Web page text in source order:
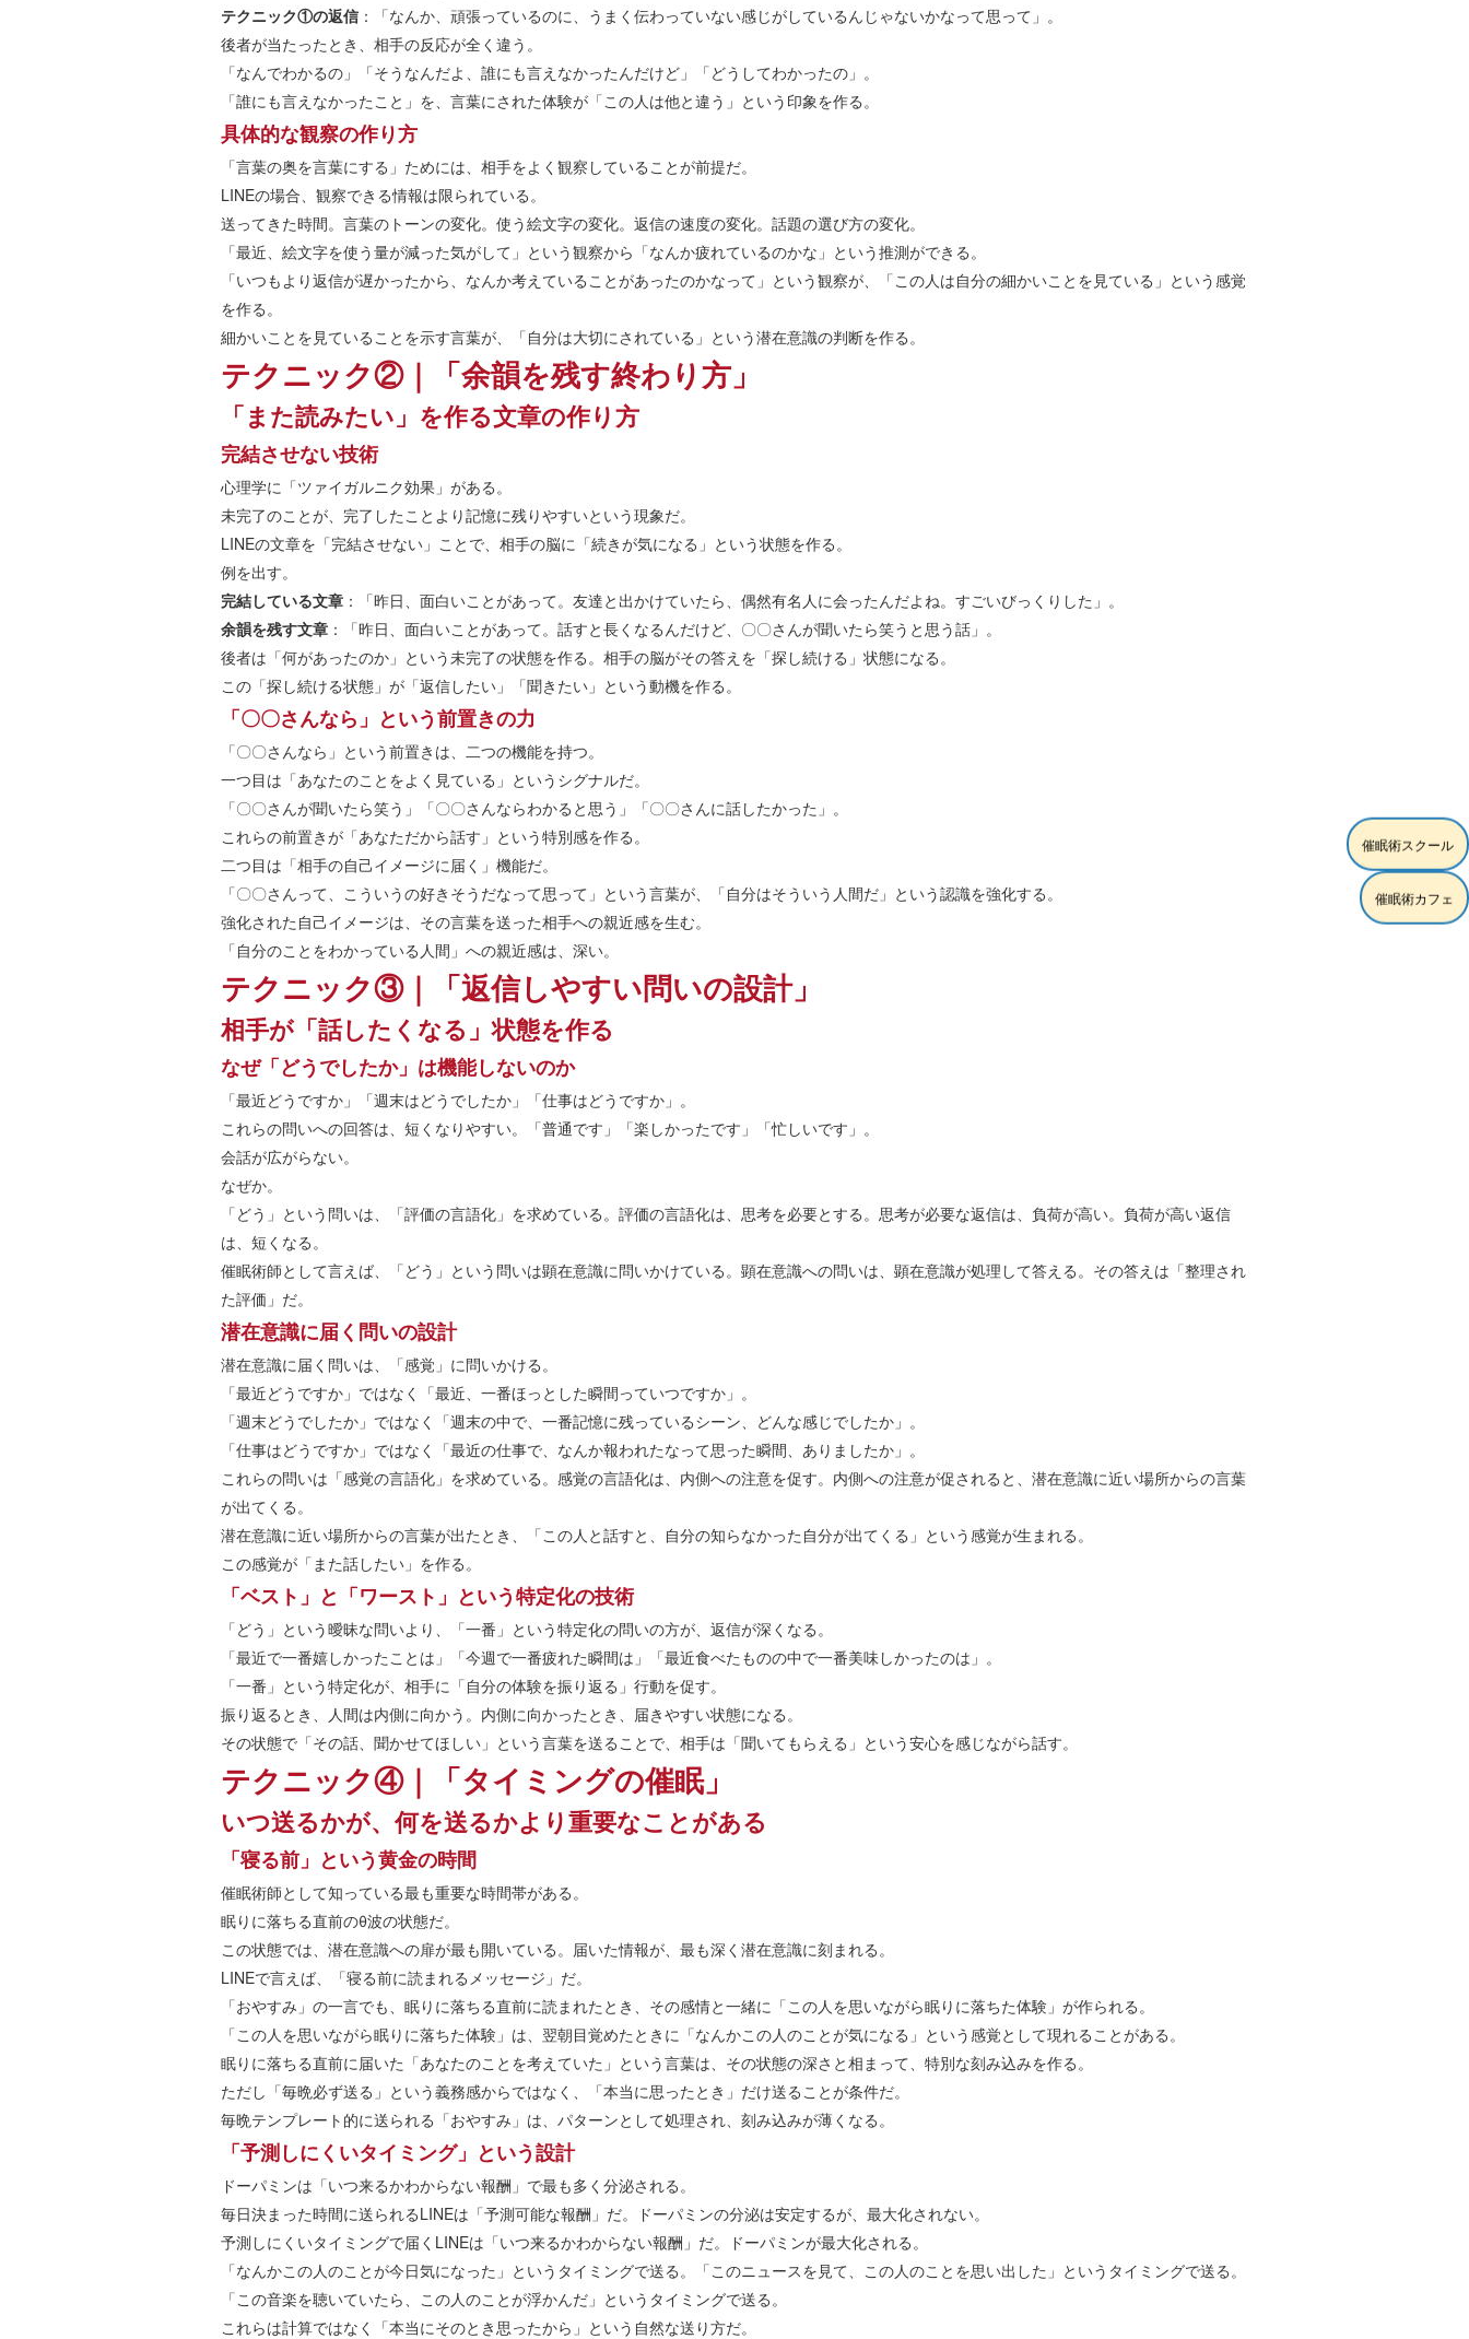
テクニック①の返信 ：「なんか、頑張っているのに、うまく伝わっていない感じがしているんじゃないかなって思って」。
後者が当たったとき、相手の反応が全く違う。
「なんでわかるの」「そうなんだよ、誰にも言えなかったんだけど」「どうしてわかったの」。
「誰にも言えなかったこと」を、言葉にされた体験が「この人は他と違う」という印象を作る。
具体的な観察の作り方
「言葉の奥を言葉にする」ためには、相手をよく観察していることが前提だ。
LINEの場合、観察できる情報は限られている。
送ってきた時間。言葉のトーンの変化。使う絵文字の変化。返信の速度の変化。話題の選び方の変化。
「最近、絵文字を使う量が減った気がして」という観察から「なんか疲れているのかな」という推測ができる。
「いつもより返信が遅かったから、なんか考えていることがあったのかなって」という観察が、「この人は自分の細かいことを見ている」という感覚
を作る。
細かいことを見ていることを示す言葉が、「自分は大切にされている」という潜在意識の判断を作る。
テクニック②｜「余韻を残す終わり方」
「また読みたい」を作る文章の作り方
完結させない技術
心理学に「ツァイガルニク効果」がある。
未完了のことが、完了したことより記憶に残りやすいという現象だ。
LINEの文章を「完結させない」ことで、相手の脳に「続きが気になる」という状態を作る。
例を出す。
完結している文章 ：「昨日、面白いことがあって。友達と出かけていたら、偶然有名人に会ったんだよね。すごいびっくりした」。
余韻を残す文章 ：「昨日、面白いことがあって。話すと長くなるんだけど、〇〇さんが聞いたら笑うと思う話」。
後者は「何があったのか」という未完了の状態を作る。相手の脳がその答えを「探し続ける」状態になる。
この「探し続ける状態」が「返信したい」「聞きたい」という動機を作る。
「〇〇さんなら」という前置きの力
「〇〇さんなら」という前置きは、二つの機能を持つ。
一つ目は「あなたのことをよく見ている」というシグナルだ。
「〇〇さんが聞いたら笑う」「〇〇さんならわかると思う」「〇〇さんに話したかった」。
これらの前置きが「あなただから話す」という特別感を作る。
二つ目は「相手の自己イメージに届く」機能だ。
「〇〇さんって、こういうの好きそうだなって思って」という言葉が、「自分はそういう人間だ」という認識を強化する。
強化された自己イメージは、その言葉を送った相手への親近感を生む。
「自分のことをわかっている人間」への親近感は、深い。
テクニック③｜「返信しやすい問いの設計」
相手が「話したくなる」状態を作る
なぜ「どうでしたか」は機能しないのか
「最近どうですか」「週末はどうでしたか」「仕事はどうですか」。
これらの問いへの回答は、短くなりやすい。「普通です」「楽しかったです」「忙しいです」。
会話が広がらない。
なぜか。
「どう」という問いは、「評価の言語化」を求めている。評価の言語化は、思考を必要とする。思考が必要な返信は、負荷が高い。負荷が高い返信
は、短くなる。
催眠術師として言えば、「どう」という問いは顕在意識に問いかけている。顕在意識への問いは、顕在意識が処理して答える。その答えは「整理され
た評価」だ。
潜在意識に届く問いの設計
潜在意識に届く問いは、「感覚」に問いかける。
「最近どうですか」ではなく「最近、一番ほっとした瞬間っていつですか」。
「週末どうでしたか」ではなく「週末の中で、一番記憶に残っているシーン、どんな感じでしたか」。
「仕事はどうですか」ではなく「最近の仕事で、なんか報われたなって思った瞬間、ありましたか」。
これらの問いは「感覚の言語化」を求めている。感覚の言語化は、内側への注意を促す。内側への注意が促されると、潜在意識に近い場所からの言葉
が出てくる。
潜在意識に近い場所からの言葉が出たとき、「この人と話すと、自分の知らなかった自分が出てくる」という感覚が生まれる。
この感覚が「また話したい」を作る。
「ベスト」と「ワースト」という特定化の技術
「どう」という曖昧な問いより、「一番」という特定化の問いの方が、返信が深くなる。
「最近で一番嬉しかったことは」「今週で一番疲れた瞬間は」「最近食べたものの中で一番美味しかったのは」。
「一番」という特定化が、相手に「自分の体験を振り返る」行動を促す。
振り返るとき、人間は内側に向かう。内側に向かったとき、届きやすい状態になる。
その状態で「その話、聞かせてほしい」という言葉を送ることで、相手は「聞いてもらえる」という安心を感じながら話す。
テクニック④｜「タイミングの催眠」
いつ送るかが、何を送るかより重要なことがある
「寝る前」という黄金の時間
催眠術師として知っている最も重要な時間帯がある。
眠りに落ちる直前のθ波の状態だ。
この状態では、潜在意識への扉が最も開いている。届いた情報が、最も深く潜在意識に刻まれる。
LINEで言えば、「寝る前に読まれるメッセージ」だ。
「おやすみ」の一言でも、眠りに落ちる直前に読まれたとき、その感情と一緒に「この人を思いながら眠りに落ちた体験」が作られる。
「この人を思いながら眠りに落ちた体験」は、翌朝目覚めたときに「なんかこの人のことが気になる」という感覚として現れることがある。
眠りに落ちる直前に届いた「あなたのことを考えていた」という言葉は、その状態の深さと相まって、特別な刻み込みを作る。
ただし「毎晩必ず送る」という義務感からではなく、「本当に思ったとき」だけ送ることが条件だ。
毎晩テンプレート的に送られる「おやすみ」は、パターンとして処理され、刻み込みが薄くなる。
「予測しにくいタイミング」という設計
ドーパミンは「いつ来るかわからない報酬」で最も多く分泌される。
毎日決まった時間に送られるLINEは「予測可能な報酬」だ。ドーパミンの分泌は安定するが、最大化されない。
予測しにくいタイミングで届くLINEは「いつ来るかわからない報酬」だ。ドーパミンが最大化される。
「なんかこの人のことが今日気になった」というタイミングで送る。「このニュースを見て、この人のことを思い出した」というタイミングで送る。
「この音楽を聴いていたら、この人のことが浮かんだ」というタイミングで送る。
これらは計算ではなく「本当にそのとき思ったから」という自然な送り方だ。
催眠術スクール
催眠術カフェ